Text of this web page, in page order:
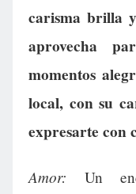
carisma brilla
aprovecha
momentos
local, con su
expresarte con
Amor: Un